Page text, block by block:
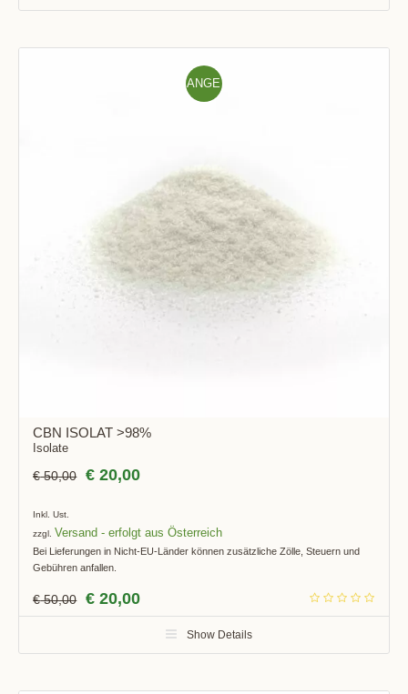
ANGE
CBN ISOLAT >98%
Isolate
€50,00 € 20,00
Inkl. Ust.
zzgl. Versand
Bei Lieferungen in Nicht-EU-Länder können zusätzliche Zölle, Steuern und
Gebühren anfallen.
€50,00 € 20,00
Show Details